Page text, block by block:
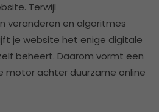
Terwijl
veranderen en algoritmes
je website het enige digitale
beheert. Daarom vormt een
motor achter duurzame online